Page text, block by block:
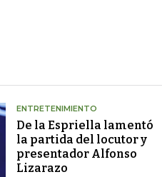
ENTRETENIMIENTO
De la Espriella lamentó
la partida del locutor y
presentador Alfonso
Lizarazo